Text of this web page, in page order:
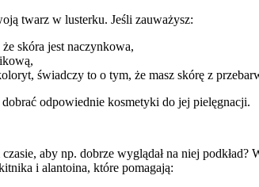
twarz w lusterku. Jeśli zauważysz:
skóra jest naczynkowa,
świadczy to o tym, że masz skórę z
odpowiednie kosmetyki do jej pielęgnacji.
aby np. dobrze wyglądał na niej
i alantoina, które pomagają: